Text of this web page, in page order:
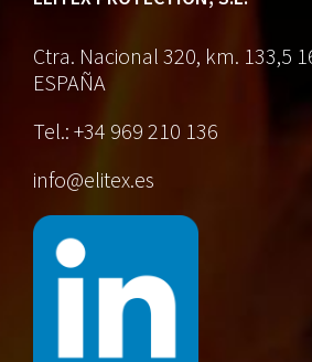
Ctra. Nacional 320, km. 133,5
ESPAÑA
Tel.: +34 969 210 136
info@elitex.es